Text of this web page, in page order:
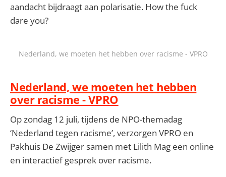
aandacht bijdraagt aan polarisatie. How the fuck
dare you?
Nederland, we moeten het hebben over racisme - VPRO
Nederland, we moeten het hebben
over racisme - VPRO
Op zondag 12 juli, tijdens de NPO-themadag
‘Nederland tegen racisme’, verzorgen VPRO en
Pakhuis De Zwijger samen met Lilith Mag een online
en interactief gesprek over racisme.